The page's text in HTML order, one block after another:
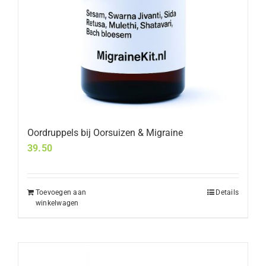
Oordruppels bij Oorsuizen & Migraine
39.50
Toevoegen aan
winkelwagen
Details